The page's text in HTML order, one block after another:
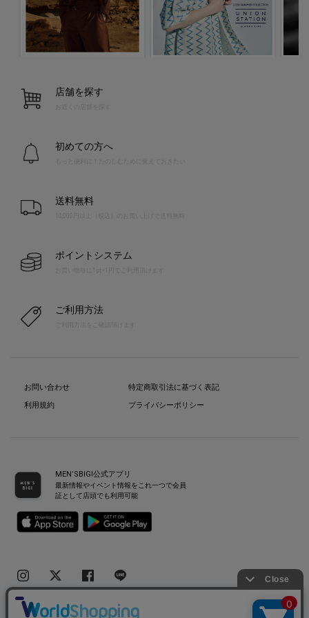
店舗を探す
お近くの店舗を探す
初めての方へ
送料無料
10,000円以上（税込）のお買い上げで送料無料
ポイントシステム
お買い物毎に1pt=1円でご利用頂けます
ご利用方法
お問い合わせ
利用規約
特定商取引法に基づく表記
プライバシーポリシー
MEN’SBIGI公式アプリ
最新情報やイベント情報をこれ一つで会員
証として店頭でも利用可能
Copyright(C) Bigi Co.,Ltd.All Rights Reserved.